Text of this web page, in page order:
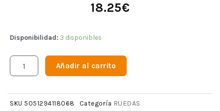
18.25€
Disponibilidad: 3 disponibles
Añadir al carrito
SKU 5051294118068 Categoría RUEDAS